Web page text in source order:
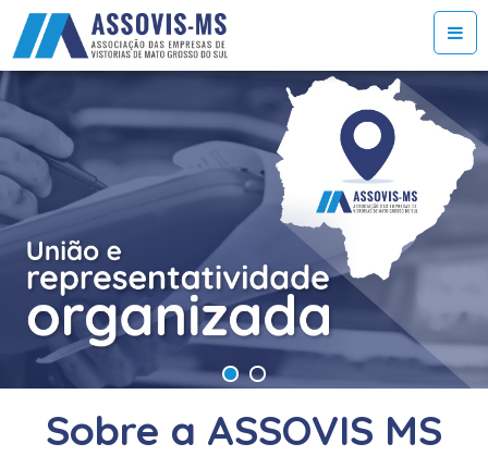
Sobre a ASSOVIS MS